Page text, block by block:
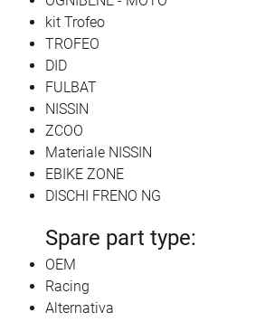
kit Trofeo
TROFEO
DID
FULBAT
NISSIN
ZCOO
Materiale NISSIN
EBIKE ZONE
DISCHI FRENO NG
Spare part type:
OEM
Racing
Alternativa